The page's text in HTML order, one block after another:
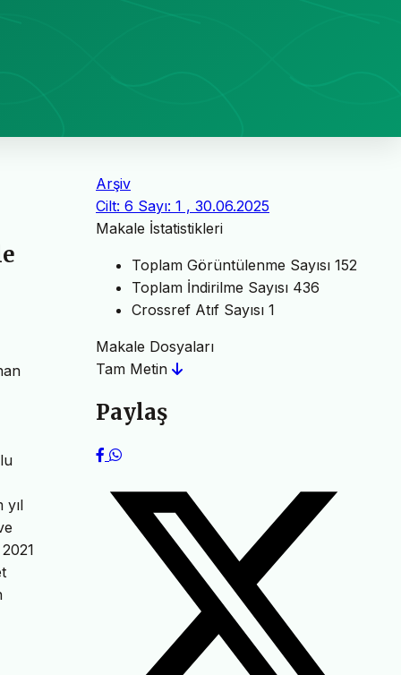
yıl
Arşiv
Cilt: 6 Sayı: 1 , 30.06.2025
Makale İstatistikleri
Toplam Görüntülenme Sayısı 152
Toplam İndirilme Sayısı 436
Crossref Atıf Sayısı 1
Makale Dosyaları
Tam Metin
Paylaş